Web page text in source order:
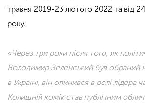
травня 2019-23 лютого 2022 та від
року.
«Через три роки після того, як
Володимир Зеленський був обраний
в Україні, він опинився в ролі лідера
Колишній комік став публічним